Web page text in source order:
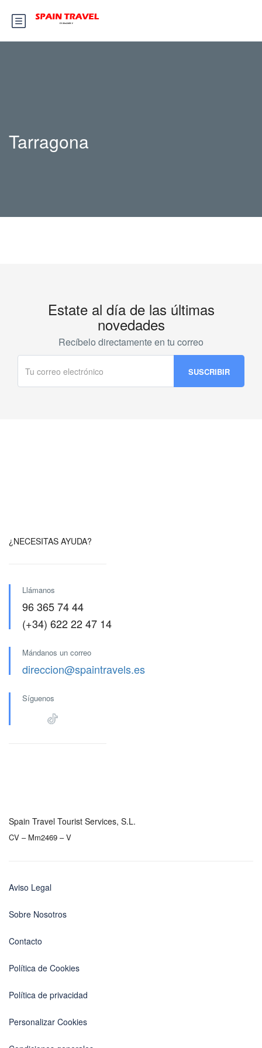
Tarragona
Estate al día de las últimas
novedades
Recíbelo directamente en tu correo
¿NECESITAS AYUDA?
Llámanos
96 365 74 44
(+34) 622 22 47 14
Mándanos un correo
direccion@spaintravels.es
Síguenos
Spain Travel Tourist Services, S.L.
CV – Mm2469 – V
Aviso Legal
Sobre Nosotros
Contacto
Política de Cookies
Política de privacidad
Personalizar Cookies